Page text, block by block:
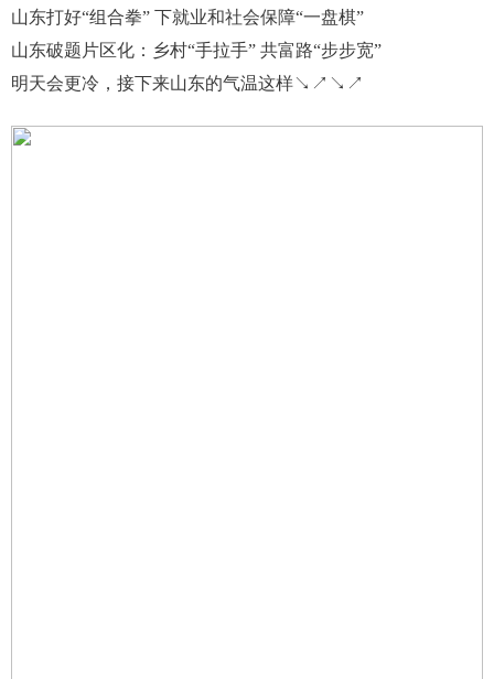
山东打好“组合拳” 下就业和社会保障“一盘棋”
山东破题片区化：乡村“手拉手” 共富路“步步宽”
明天会更冷，接下来山东的气温这样↘↗↘↗